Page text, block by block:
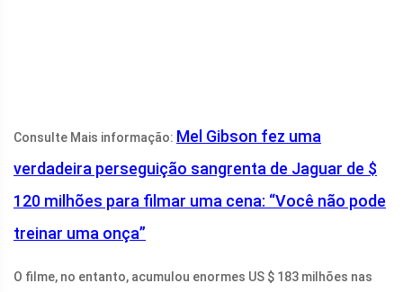
Consulte Mais informação: Mel Gibson fez uma
verdadeira perseguição sangrenta de Jaguar de $
120 milhões para filmar uma cena: “Você não pode
treinar uma onça”
O filme, no entanto, acumulou enormes US $ 183 milhões nas